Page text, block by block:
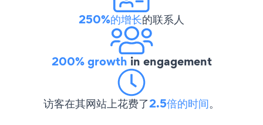
250%的增长的联系人
200% growth in engagement
访客在其网站上花费了2.5倍的时间。